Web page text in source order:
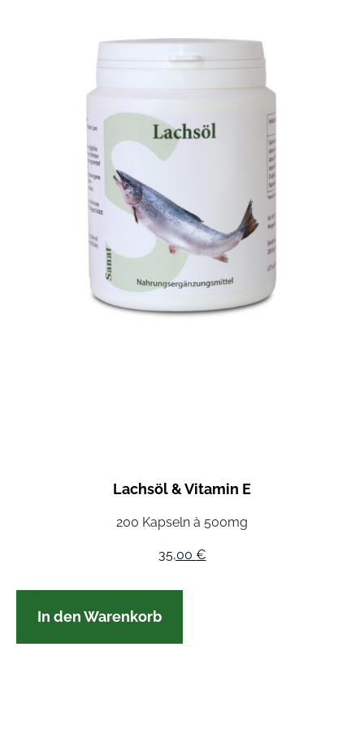
Lachsöl & Vitamin E
200 Kapseln à 500mg
35,00 €
In den Warenkorb